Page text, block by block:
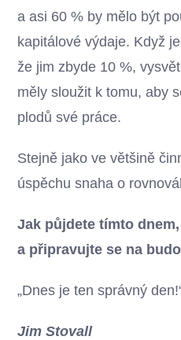
a asi 60 % by mělo být
kapitálové výdaje. Když
že jim zbyde 10 %,
měly sloužit k tomu, aby
plodů své práce.
Stejně jako ve většině
úspěchu snaha o
Jak půjdete tímto
a připravujte se na
„Dnes je ten správný
Jim Stovall